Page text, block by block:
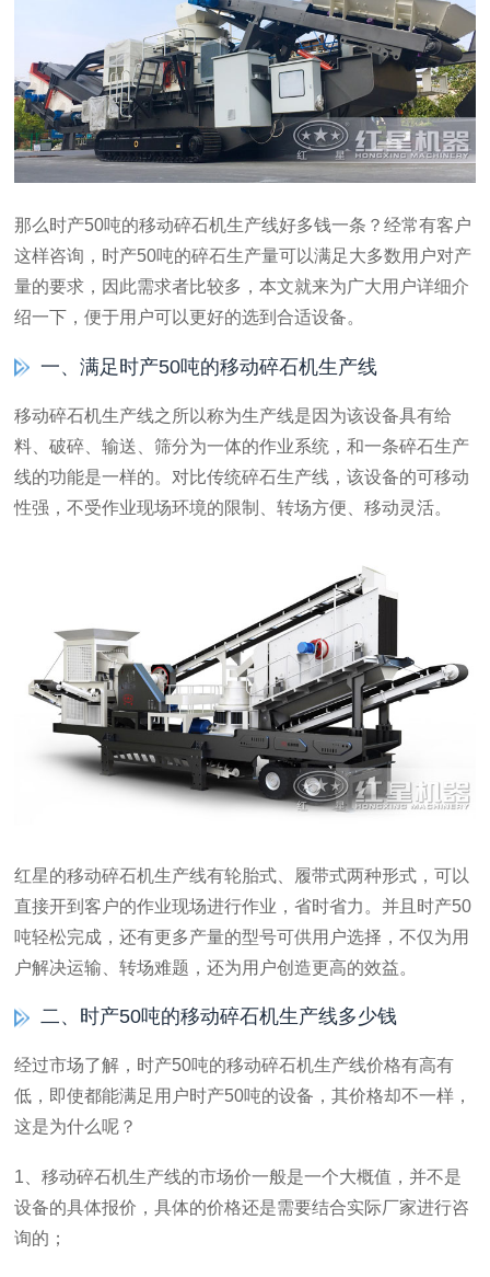
那么时产50吨的移动碎石机生产线好多钱一条？经常有客户
这样咨询，时产50吨的碎石生产量可以满足大多数用户对产
量的要求，因此需求者比较多，本文就来为广大用户详细介
绍一下，便于用户可以更好的选到合适设备。
一、满足时产50吨的移动碎石机生产线
移动碎石机生产线之所以称为生产线是因为该设备具有给
料、破碎、输送、筛分为一体的作业系统，和一条碎石生产
线的功能是一样的。对比传统碎石生产线，该设备的可移动
性强，不受作业现场环境的限制、转场方便、移动灵活。
红星的移动碎石机生产线有轮胎式、履带式两种形式，可以
直接开到客户的作业现场进行作业，省时省力。并且时产50
吨轻松完成，还有更多产量的型号可供用户选择，不仅为用
户解决运输、转场难题，还为用户创造更高的效益。
二、时产50吨的移动碎石机生产线多少钱
经过市场了解，时产50吨的移动碎石机生产线价格有高有
低，即使都能满足用户时产50吨的设备，其价格却不一样，
这是为什么呢？
1、移动碎石机生产线的市场价一般是一个大概值，并不是
设备的具体报价，具体的价格还是需要结合实际厂家进行咨
询的；